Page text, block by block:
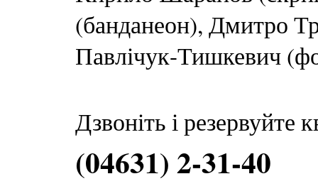
(банданеон), Дмитро
Павлічук-Тишкевич
Дзвоніть і
(04631) 2-31-40